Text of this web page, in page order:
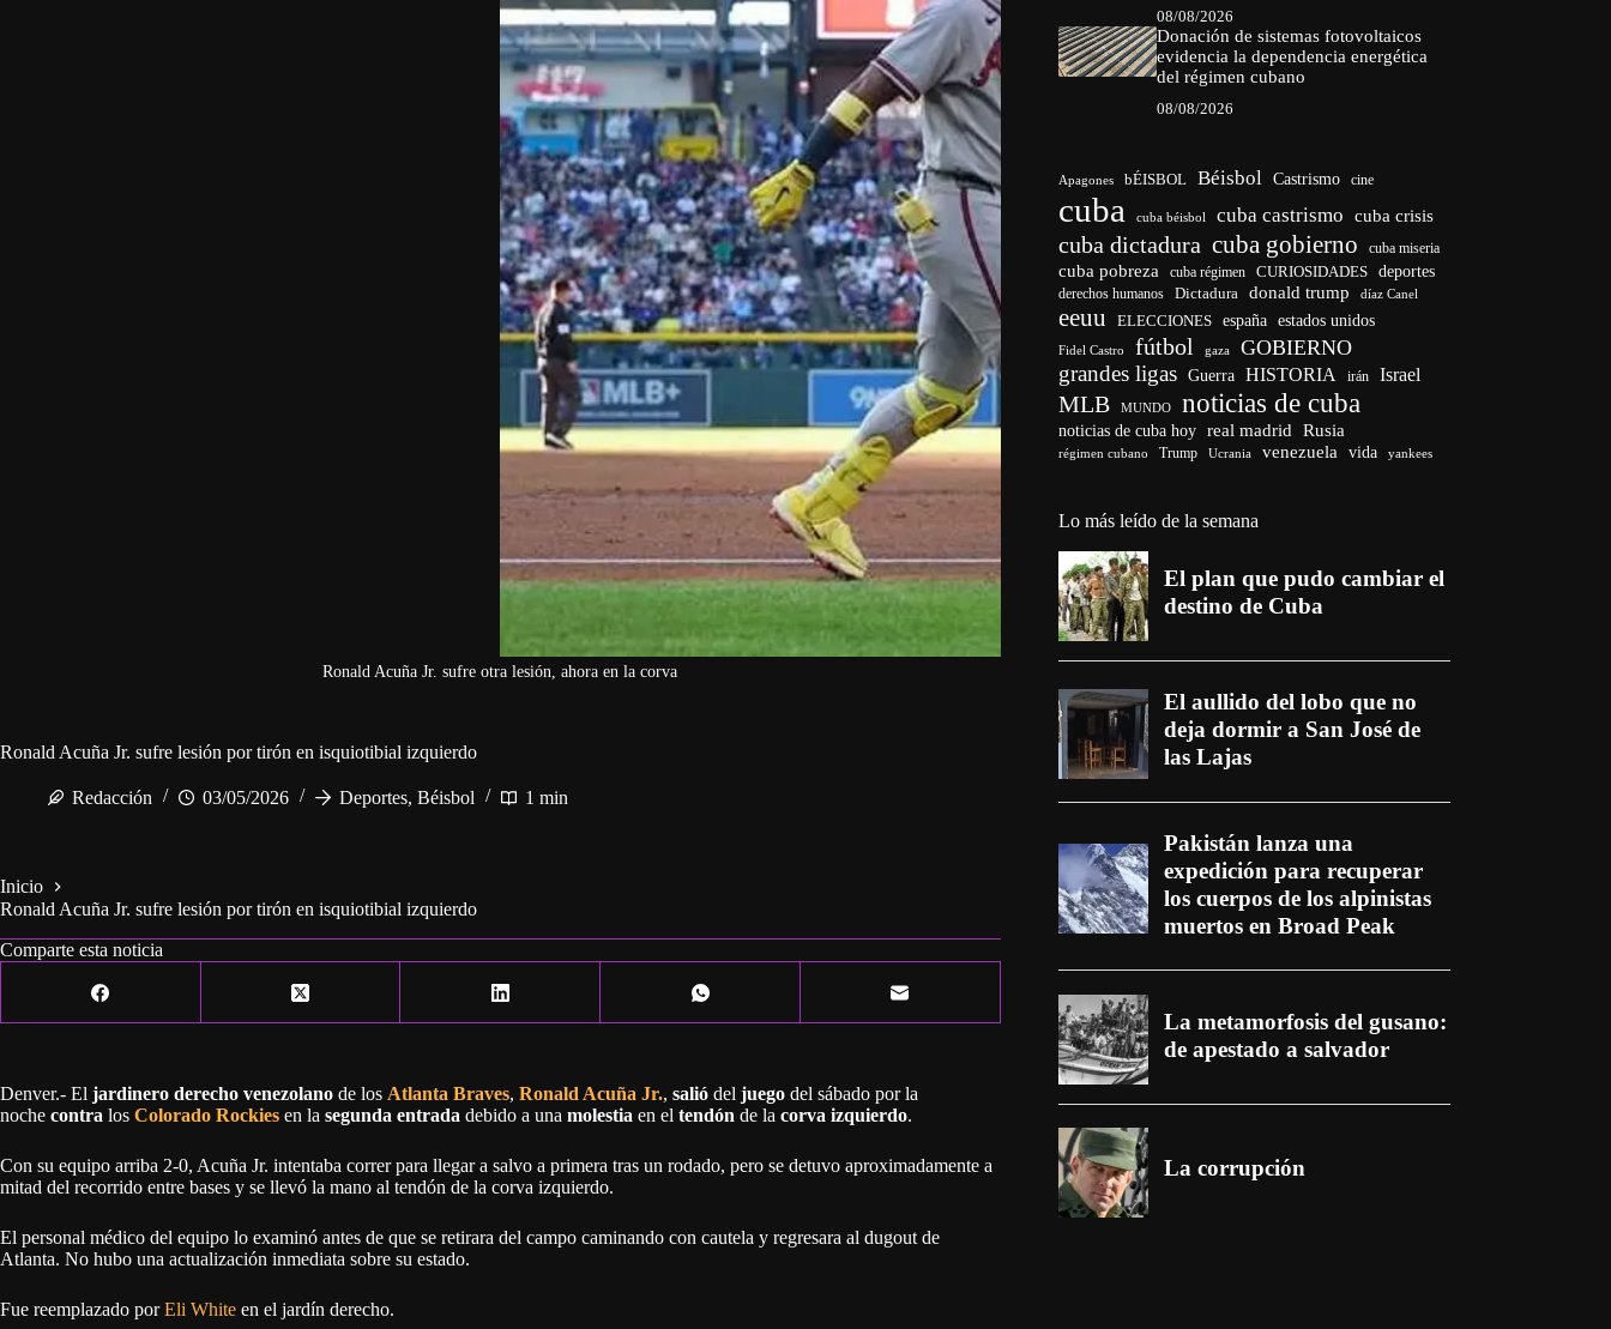
Ronald Acuña Jr. sufre otra lesión, ahora en la corva
Ronald Acuña Jr. sufre lesión por tirón en isquiotibial izquierdo
Redacción 03/05/2026 Deportes, Béisbol 1 min
Inicio
Ronald Acuña Jr. sufre lesión por tirón en isquiotibial izquierdo
Comparte esta noticia
Denver.- El jardinero derecho venezolano de los Atlanta Braves, Ronald Acuña Jr., salió del juego del sábado por la
noche contra los Colorado Rockies en la segunda entrada debido a una molestia en el tendón de la corva izquierdo.
Con su equipo arriba 2-0, Acuña Jr. intentaba correr para llegar a salvo a primera tras un rodado, pero se detuvo aproximadamente a
mitad del recorrido entre bases y se llevó la mano al tendón de la corva izquierdo.
El personal médico del equipo lo examinó antes de que se retirara del campo caminando con cautela y regresara al dugout de
Atlanta. No hubo una actualización inmediata sobre su estado.
Fue reemplazado porEli White en el jardín derecho.
08/08/2026
Donación de sistemas fotovoltaicos
evidencia la dependencia energética
del régimen cubano
08/08/2026
Apagones bÉISBOL Béisbol Castrismo cine
cuba cuba béisbol cuba castrismo cuba crisis
cuba dictadura cuba gobierno cuba miseria
cuba pobreza cuba régimen CURIOSIDADES deportes
derechos humanos Dictadura donald trump díaz Canel
eeuu ELECCIONES españa estados unidos
Fidel Castro fútbol gaza GOBIERNO
grandes ligas Guerra HISTORIA irán Israel
MLB MUNDO noticias de cuba
noticias de cuba hoy real madrid Rusia
régimen cubano Trump Ucrania venezuela vida yankees
Lo más leído de la semana